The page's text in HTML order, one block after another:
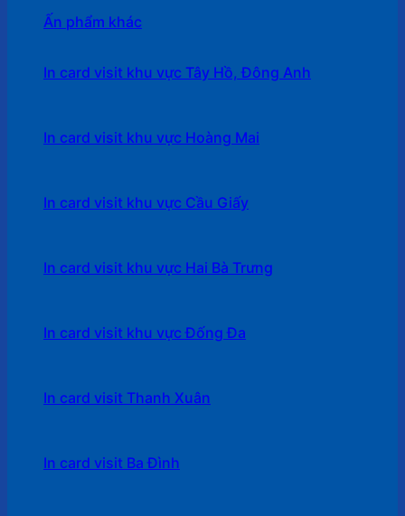
Ấn phẩm khác
In card visit khu vực Tây Hồ, Đông Anh
In card visit khu vực Hoàng Mai
In card visit khu vực Cầu Giấy
In card visit khu vực Hai Bà Trưng
In card visit khu vực Đống Đa
In card visit Thanh Xuân
In card visit Ba Đình